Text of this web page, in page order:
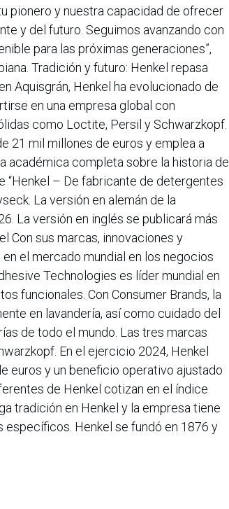
pionero y nuestra capacidad de ofrecer
y del futuro. Seguimos avanzando con
para las próximas generaciones”,
Tradición y futuro: Henkel repasa
Aquisgrán, Henkel ha evolucionado de
en una empresa global con
como Loctite, Persil y Schwarzkopf.
21 mil millones de euros y emplea a
académica completa sobre la historia de
“Henkel – De fabricante de detergentes
La versión en alemán de la
La versión en inglés se publicará más
Con sus marcas, innovaciones y
el mercado mundial en los negocios
Technologies es líder mundial en
funcionales. Con Consumer Brands, la
en lavandería, así como cuidado del
de todo el mundo. Las tres marcas
En el ejercicio 2024, Henkel
euros y un beneficio operativo ajustado
de Henkel cotizan en el índice
tradición en Henkel y la empresa tiene
Henkel se fundó en 1876 y